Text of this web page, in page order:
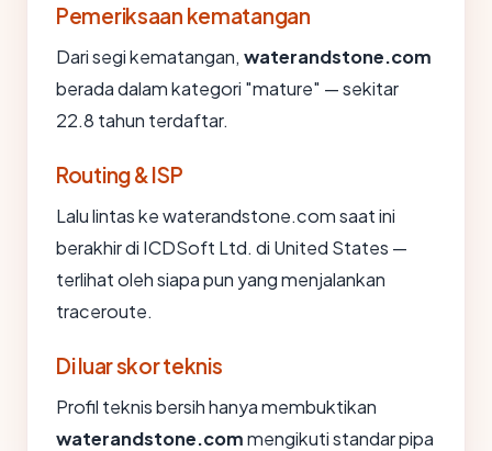
Pemeriksaan kematangan
Dari segi kematangan, waterandstone.com
berada dalam kategori "mature" — sekitar
22.8 tahun terdaftar.
Routing & ISP
Lalu lintas ke waterandstone.com saat ini
berakhir di ICDSoft Ltd. di United States —
terlihat oleh siapa pun yang menjalankan
traceroute.
Di luar skor teknis
Profil teknis bersih hanya membuktikan
waterandstone.commengikuti standar pipa